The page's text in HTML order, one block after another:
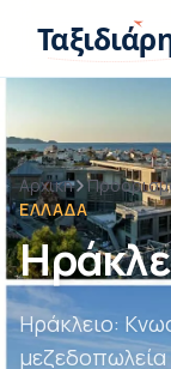
Αρχική
ΕΛΛΆΔΑ
Ηράκλειο:
μεζεδοπωλεία